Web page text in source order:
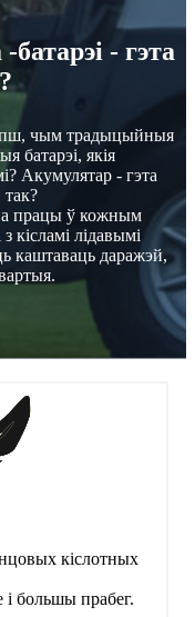
- гэта
чым традыцыйныя
батарэі, якія
Акумулятар - гэта
так?
працы ў кожным
кісламі лідавымі
каштаваць даражэй,
кіслотных
і большы прабег.